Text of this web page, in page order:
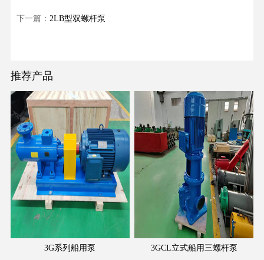
下一篇： 2LB型双螺杆泵
推荐产品
3G系列船用泵 3GCL立式船用三螺杆泵